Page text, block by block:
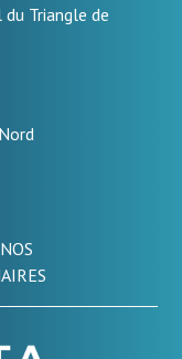
Triangle de